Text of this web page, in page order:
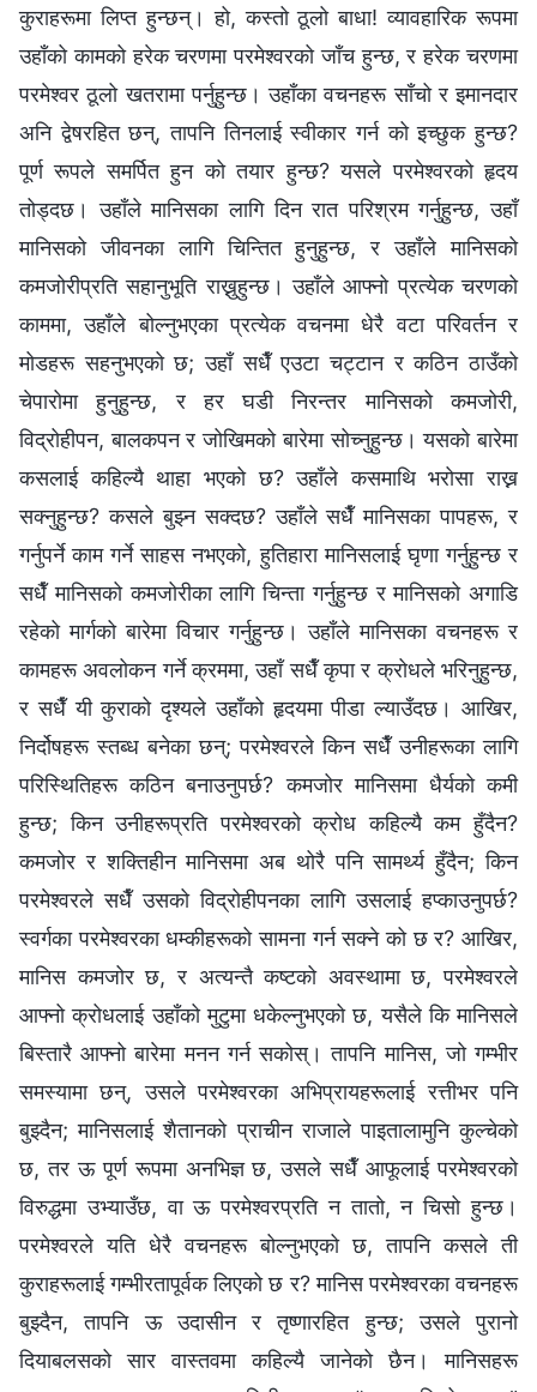
कुराहरूमा लिप्त हुन्छन्। हो, कस्तो ठूलो बाधा! व्यावहारिक रूपमा
उहाँको कामको हरेक चरणमा परमेश्‍वरको जाँच हुन्छ, र हरेक चरणमा
परमेश्‍वर ठूलो खतरामा पर्नुहुन्छ। उहाँका वचनहरू साँचो र इमानदार
अनि द्वेषरहित छन्, तापनि तिनलाई स्वीकार गर्न को इच्छुक हुन्छ?
पूर्ण रूपले समर्पित हुन को तयार हुन्छ? यसले परमेश्‍वरको हृदय
तोड्दछ। उहाँले मानिसका लागि दिन रात परिश्रम गर्नुहुन्छ, उहाँ
मानिसको जीवनका लागि चिन्तित हुनुहुन्छ, र उहाँले मानिसको
कमजोरीप्रति सहानुभूति राख्नुहुन्छ। उहाँले आफ्नो प्रत्येक चरणको
काममा, उहाँले बोल्नुभएका प्रत्येक वचनमा धेरै वटा परिवर्तन र
मोडहरू सहनुभएको छ; उहाँ सधैँ एउटा चट्टान र कठिन ठाउँको
चेपारोमा हुनुहुन्छ, र हर घडी निरन्तर मानिसको कमजोरी,
विद्रोहीपन, बालकपन र जोखिमको बारेमा सोच्नुहुन्छ। यसको बारेमा
कसलाई कहिल्यै थाहा भएको छ? उहाँले कसमाथि भरोसा राख्न
सक्नुहुन्छ? कसले बुझ्न सक्दछ? उहाँले सधैँ मानिसका पापहरू, र
गर्नुपर्ने काम गर्ने साहस नभएको, हुतिहारा मानिसलाई घृणा गर्नुहुन्छ र
सधैँ मानिसको कमजोरीका लागि चिन्ता गर्नुहुन्छ र मानिसको अगाडि
रहेको मार्गको बारेमा विचार गर्नुहुन्छ। उहाँले मानिसका वचनहरू र
कामहरू अवलोकन गर्ने क्रममा, उहाँ सधैँ कृपा र क्रोधले भरिनुहुन्छ,
र सधैँ यी कुराको दृश्यले उहाँको हृदयमा पीडा ल्याउँदछ। आखिर,
निर्दोषहरू स्तब्ध बनेका छन्; परमेश्‍वरले किन सधैँ उनीहरूका लागि
परिस्थितिहरू कठिन बनाउनुपर्छ? कमजोर मानिसमा धैर्यको कमी
हुन्छ; किन उनीहरूप्रति परमेश्‍वरको क्रोध कहिल्यै कम हुँदैन?
कमजोर र शक्तिहीन मानिसमा अब थोरै पनि सामर्थ्य हुँदैन; किन
परमेश्‍वरले सधैँ उसको विद्रोहीपनका लागि उसलाई हप्काउनुपर्छ?
स्वर्गका परमेश्‍वरका धम्कीहरूको सामना गर्न सक्ने को छ र? आखिर,
मानिस कमजोर छ, र अत्यन्तै कष्टको अवस्थामा छ, परमेश्‍वरले
आफ्‍नो क्रोधलाई उहाँको मुटुमा धकेल्नुभएको छ, यसैले कि मानिसले
बिस्तारै आफ्‍नो बारेमा मनन गर्न सकोस्। तापनि मानिस, जो गम्भीर
समस्यामा छन्, उसले परमेश्‍वरका अभिप्रायहरूलाई रत्तीभर पनि
बुझ्दैन; मानिसलाई शैतानको प्राचीन राजाले पाइतालामुनि कुल्चेको
छ, तर ऊ पूर्ण रूपमा अनभिज्ञ छ, उसले सधैँ आफूलाई परमेश्‍वरको
विरुद्धमा उभ्याउँछ, वा ऊ परमेश्‍वरप्रति न तातो, न चिसो हुन्छ।
परमेश्‍वरले यति धेरै वचनहरू बोल्नुभएको छ, तापनि कसले ती
कुराहरूलाई गम्भीरतापूर्वक लिएको छ र? मानिस परमेश्‍वरका वचनहरू
बुझ्दैन, तापनि ऊ उदासीन र तृष्णारहित हुन्छ; उसले पुरानो
दियाबलसको सार वास्तवमा कहिल्यै जानेको छैन। मानिसहरू